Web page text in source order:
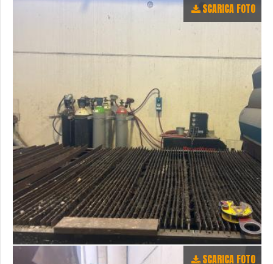
SCARICA FOTO
SCARICA FOTO